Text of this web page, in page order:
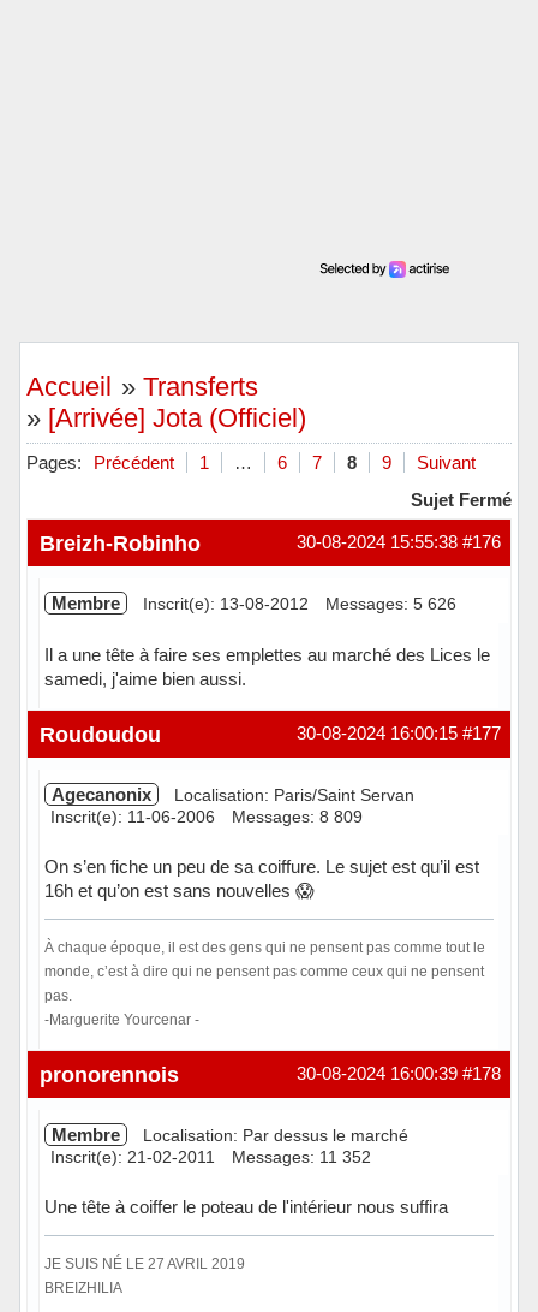
Accueil »Transferts
» [Arrivée] Jota (Officiel)
Pages: Précédent 1 … 6 7 8 9
Suivant
Sujet Fermé
#176
30-08-2024 15:55:38
Breizh-Robinho
Membre Inscrit(e): 13-08-2012 Messages: 5 626
Il a une tête à faire ses emplettes au marché des Lices le
samedi, j'aime bien aussi.
Hors ligne #177
30-08-2024 16:00:15
Roudoudou
Agecanonix
Localisation: Paris/Saint Servan
Inscrit(e): 11-06-2006
Messages: 8 809
On s’en fiche un peu de sa coiffure. Le sujet est qu’il est
16h et qu’on est sans nouvelles 😱
À chaque époque, il est des gens qui ne pensent pas comme tout le
monde, c’est à dire qui ne pensent pas comme ceux qui ne pensent
pas.
-Marguerite Yourcenar -
Hors ligne #178
30-08-2024 16:00:39
pronorennois
Membre
Localisation: Par dessus le marché
Inscrit(e): 21-02-2011
Messages: 11 352
Une tête à coiffer le poteau de l'intérieur nous suffira
JE SUIS NÉ LE 27 AVRIL 2019
BREIZHILIA